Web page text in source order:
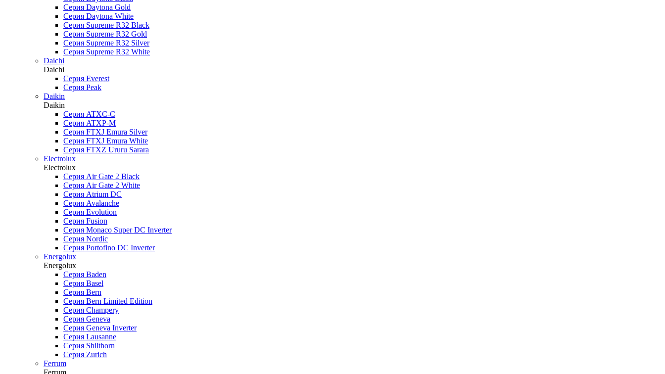
Серия Daytona Gold
Серия Daytona White
Серия Supreme R32 Black
Серия Supreme R32 Gold
Серия Supreme R32 Silver
Серия Supreme R32 White
Daichi
Daichi
Серия Everest
Серия Peak
Daikin
Daikin
Серия ATXC-C
Серия ATXP-M
Серия FTXJ Emura Silver
Серия FTXJ Emura White
Серия FTXZ Ururu Sarara
Electrolux
Electrolux
Серия Air Gate 2 Black
Серия Air Gate 2 White
Серия Atrium DC
Серия Avalanche
Серия Evolution
Серия Fusion
Серия Monaco Super DC Inverter
Серия Nordic
Серия Portofino DC Inverter
Energolux
Energolux
Серия Baden
Серия Basel
Серия Bern
Серия Bern Limited Edition
Серия Champery
Серия Geneva
Серия Geneva Inverter
Серия Lausanne
Серия Shilthorn
Серия Zurich
Ferrum
Ferrum